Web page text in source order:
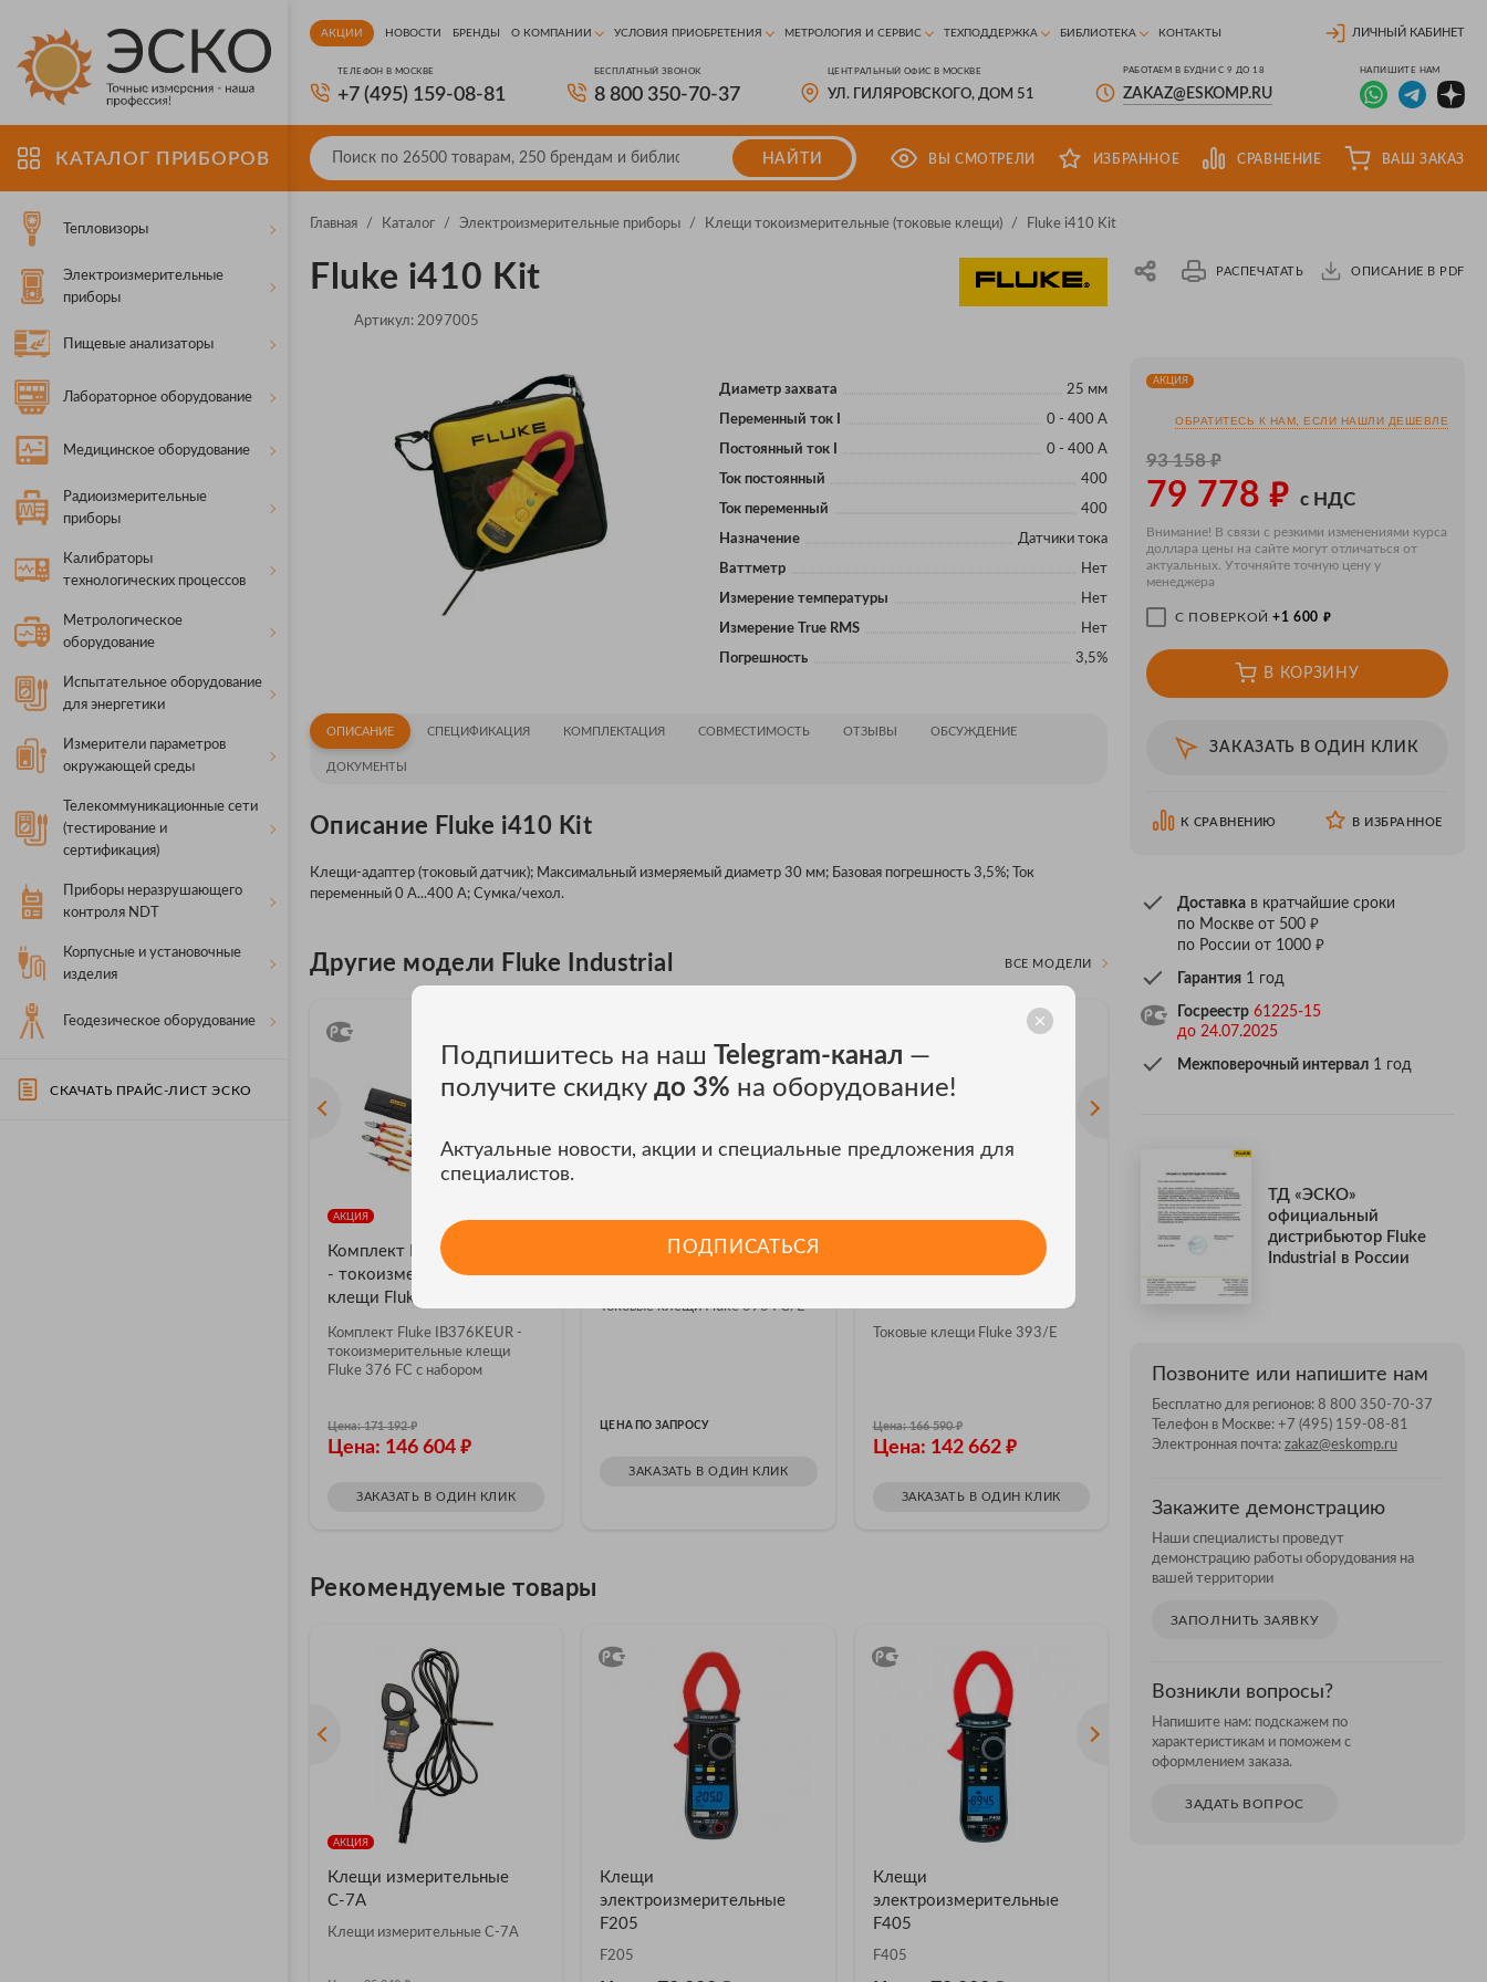
КАТАЛОГ ПРИБОРОВ
Тепловизоры
Электроизмерительные
приборы
Пищевые анализаторы
Лабораторное оборудование
Медицинское оборудование
Радиоизмерительные
приборы
Калибраторы
технологических процессов
Метрологическое
оборудование
Испытательное оборудование
для энергетики
Измерители параметров
окружающей среды
Телекоммуникационные сети
(тестирование и
сертификация)
Приборы неразрушающего
контроля NDT
Корпусные и установочные
изделия
Геодезическое оборудование
СКАЧАТЬ ПРАЙС-ЛИСТ ЭСКО
АКЦИИ НОВОСТИ БРЕНДЫ О КОМПАНИИ УСЛОВИЯ ПРИОБРЕТЕНИЯ МЕТРОЛОГИЯ И СЕРВИС ТЕХПОДДЕРЖКА БИБЛИОТЕКА КОНТАКТЫ ЛИЧНЫЙ КАБИНЕТ
ТЕЛЕФОН В МОСКВЕ
+7 (495) 159-08-81
БЕСПЛАТНЫЙ ЗВОНОК
8 800 350-70-37
ЦЕНТРАЛЬНЫЙ ОФИС В МОСКВЕ
УЛ. ГИЛЯРОВСКОГО, ДОМ 51
РАБОТАЕМ В БУДНИ С 9 ДО 18
ZAKAZ@ESKOMP.RU
НАПИШИТЕ НАМ
НАЙТИ ВЫ СМОТРЕЛИ ИЗБРАННОЕ СРАВНЕНИЕ ВАШ ЗАКАЗ
Главная / Каталог / Электроизмерительные приборы / Клещи токоизмерительные (токовые клещи) / Fluke i410 Kit
Fluke i410 Kit РАСПЕЧАТАТЬ ОПИСАНИЕ В PDF
Артикул: 2097005
Диаметр захвата 25 мм
Переменный ток I 0 - 400 А
Постоянный ток I 0 - 400 А
Ток постоянный 400
Ток переменный 400
Назначение Датчики тока
Ваттметр Нет
Измерение температуры Нет
Измерение True RMS Нет
Погрешность 3,5%
ОПИСАНИЕ СПЕЦИФИКАЦИЯ КОМПЛЕКТАЦИЯ СОВМЕСТИМОСТЬ ОТЗЫВЫ ОБСУЖДЕНИЕ
ДОКУМЕНТЫ
Описание Fluke i410 Kit
Клещи-адаптер (токовый датчик); Максимальный измеряемый диаметр 30 мм; Базовая погрешность 3,5%; Ток
переменный 0 А...400 А; Сумка/чехол.
Другие модели Fluke Industrial ВСЕ МОДЕЛИ
АКЦИЯ
Комплект Fluke IB376KEUR
- токоизмерительные
клещи Fluke 376 FC с
Комплект Fluke IB376KEUR -
токоизмерительные клещи
Fluke 376 FC с набором
Цена: 171 192₽
Цена: 146 604 ₽
ЗАКАЗАТЬ В ОДИН КЛИК
Токовые клещи Fluke 393
FC/E
Токовые клещи Fluke 393 FC/E
ЦЕНА ПО ЗАПРОСУ
ЗАКАЗАТЬ В ОДИН КЛИК
электроизмерительные
Токовые клещи Fluke 393/E
Цена: 166 590₽
Цена: 142 662 ₽
ЗАКАЗАТЬ В ОДИН КЛИК
АКЦИЯ
Акция Fluke i410
5 1 отзыв
Цена: 63 805 ₽
Цена: 23 633₽
Рекомендуемые товары
АКЦИЯ
Клещи измерительные
С-7A
Клещи измерительные С-7A
Клещи
электроизмерительные
F205
F205
Клещи
электроизмерительные
F405
F405
АКЦИЯ
ОБРАТИТЕСЬ К НАМ, ЕСЛИ НАШЛИ ДЕШЕВЛЕ
93 158₽
79 778 ₽ с НДС
Внимание! В связи с резкими изменениями курса
доллара цены на сайте могут отличаться от
актуальных. Уточняйте точную цену у
менеджера
С ПОВЕРКОЙ+1 600 ₽
В КОРЗИНУ
ЗАКАЗАТЬ В ОДИН КЛИК
К СРАВНЕНИЮ В ИЗБРАННОЕ
Доставкав кратчайшие сроки
по Москве от 500 ₽
по России от 1000 ₽
Гарантия1 год
Госреестр 61225-15
до 24.07.2025
Межповерочный интервал1 год
ТД «ЭСКО»
официальный
дистрибьютор Fluke
Industrial в России
Позвоните или напишите нам
Бесплатно для регионов: 8 800 350-70-37
Телефон в Москве: +7 (495) 159-08-81
Электронная почта: zakaz@eskomp.ru
Закажите демонстрацию
Наши специалисты проведут
демонстрацию работы оборудования на
вашей территории
ЗАПОЛНИТЬ ЗАЯВКУ
Возникли вопросы?
Напишите нам: подскажем по
характеристикам и поможем с
оформлением заказа.
ЗАДАТЬ ВОПРОС
Подпишитесь на наш Telegram-канал —
получите скидку до 3% на оборудование!
Актуальные новости, акции и специальные предложения для
специалистов.
ПОДПИСАТЬСЯ